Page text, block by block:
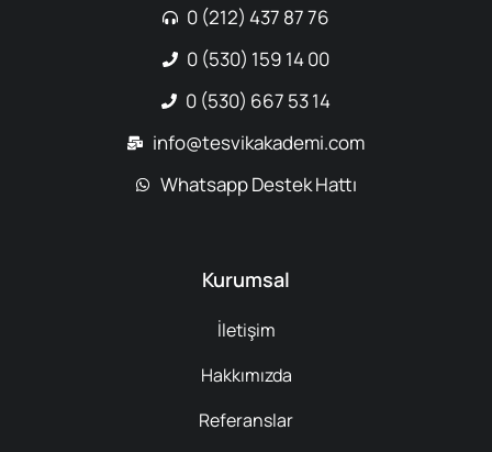
0 (212) 437 87 76
0 (530) 159 14 00
0 (530) 667 53 14
info@tesvikakademi.com
Whatsapp Destek Hattı
Kurumsal
İletişim
Hakkımızda
Referanslar